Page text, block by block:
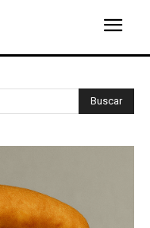
Buscar